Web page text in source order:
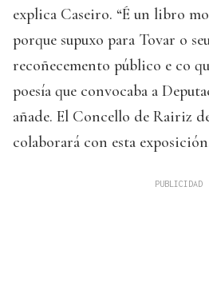
explica Caseiro. “É un libro
porque supuxo para Tovar o
recoñecemento público e co
poesía que convocaba a
añade. El Concello de Rairiz
colaborará con esta